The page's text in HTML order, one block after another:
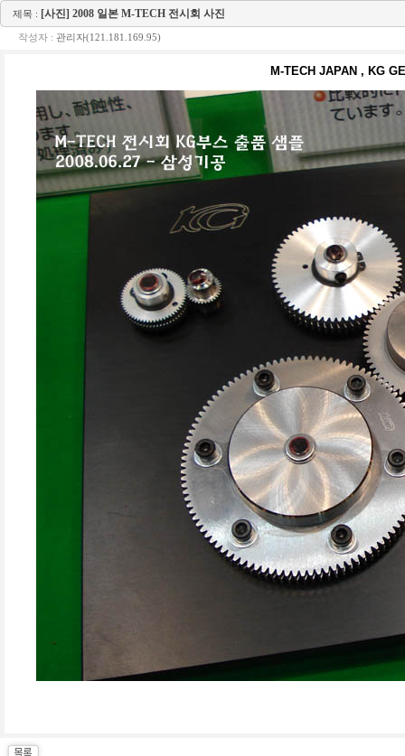
제목 : [사진] 2008 일본 M-TECH 전시회 사진
작성자 : 관리자(121.181.169.95)
M-TECH JAPAN , KG